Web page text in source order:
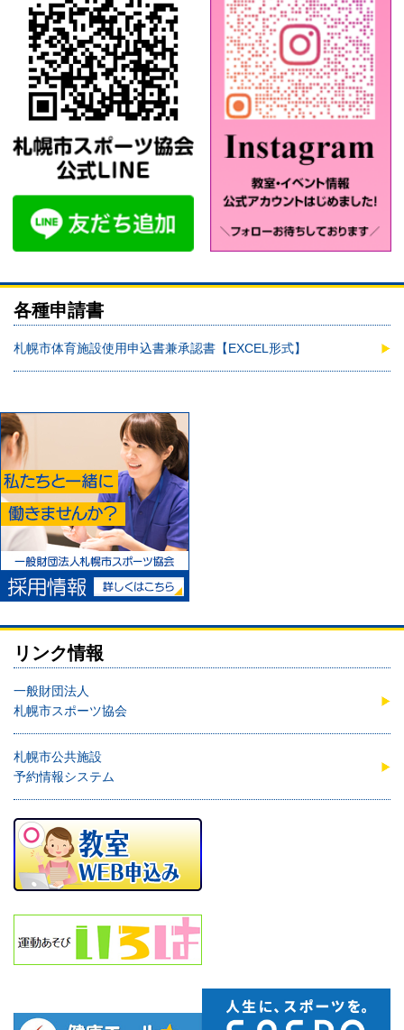
各種申請書
札幌市体育施設使用申込書兼承認書【EXCEL形式】
リンク情報
一般財団法人
札幌市スポーツ協会
札幌市公共施設
予約情報システム